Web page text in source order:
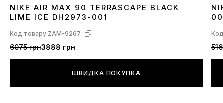
3640 4142 434445
NIKE AIR MAX 90 TERRASCAPE BLACK
LIME ICE DH2973-001
Код товару:ZAM-9267
6075 грн3888 грн
ШВИДКА ПОКУПКА